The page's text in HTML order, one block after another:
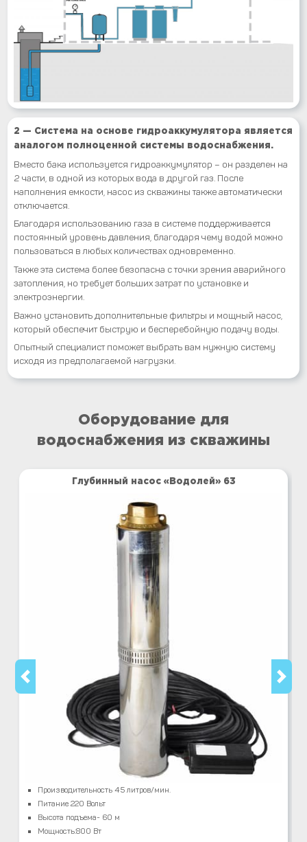
2 — Система на основе гидроаккумулятора является
аналогом полноценной системы водоснабжения.
Вместо бака используется гидроаккумулятор – он разделен на
2 части, в одной из которых вода в другой газ. После
наполнения емкости, насос из скважины также автоматически
отключается.
Благодаря использованию газа в системе поддерживается
постоянный уровень давления, благодаря чему водой можно
пользоваться в любых количествах одновременно.
Также эта система более безопасна с точки зрения аварийного
затопления, но требует больших затрат по установке и
электроэнергии.
Важно установить дополнительные фильтры и мощный насос,
который обеспечит быструю и бесперебойную подачу воды.
Опытный специалист поможет выбрать вам нужную систему
исходя из предполагаемой нагрузки.
Оборудование для
водоснабжения из скважины
Глубинный насос «Водолей» 63
Производительность 45 литров/мин.
Питание 220 Вольт
Высота подъема- 60 м
Мощность:800 Вт